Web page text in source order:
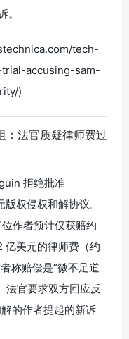
。
tech-
accusing-sam-
)
法官质疑律师费过
拒绝批准
权侵权和解协议。
作者预计仅获赔约
美元的律师费（约
称赔偿是”微不足道
法官要求双方回应反
的作者提起的新诉